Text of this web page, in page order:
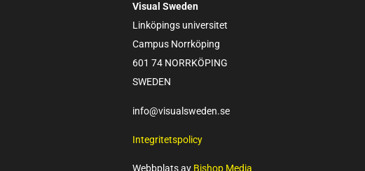
Visual Sweden
Linköpings universitet
Campus Norrköping
601 74 NORRKÖPING
SWEDEN
info@visualsweden.se
Integritetspolicy